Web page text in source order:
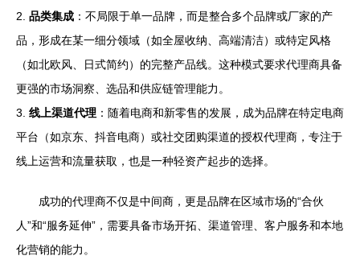
2. 品类集成 ：不局限于单一品牌，而是整合多个品牌或厂家的产
品，形成在某一细分领域（如全屋收纳、高端清洁）或特定风格
（如北欧风、日式简约）的完整产品线。这种模式要求代理商具备
更强的市场洞察、选品和供应链管理能力。
3. 线上渠道代理 ：随着电商和新零售的发展，成为品牌在特定电商
平台（如京东、抖音电商）或社交团购渠道的授权代理商，专注于
线上运营和流量获取，也是一种轻资产起步的选择。
成功的代理商不仅是中间商，更是品牌在区域市场的“合伙
人”和“服务延伸”，需要具备市场开拓、渠道管理、客户服务和本地
化营销的能力。